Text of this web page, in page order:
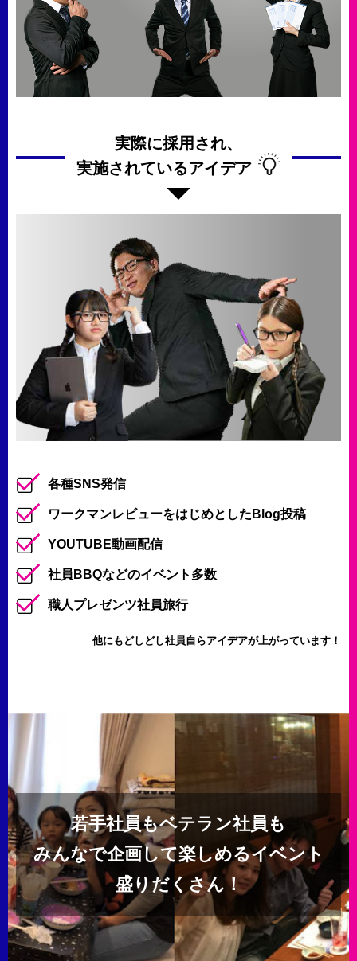
実際に採用され、
実施されているアイデア
各種SNS発信
ワークマンレビューをはじめとしたBlog投稿
YOUTUBE動画配信
社員BBQなどのイベント多数
職人プレゼンツ社員旅行
他にもどしどし社員自らアイデアが上がっています！
若手社員もベテラン社員も
みんなで企画して楽しめるイベント
盛りだくさん！